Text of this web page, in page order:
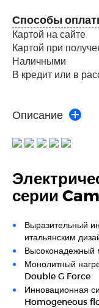
Способы
Картой на сайте
Картой при
Наличными
В кредит или в
Описание
серии
Выразительный
итальянским
Высоконадежный
Монолитный
Double G Force
Инновационная
Homogeneous